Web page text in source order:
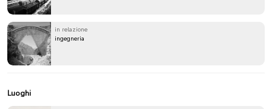
in relazione
ingegneria
Luoghi